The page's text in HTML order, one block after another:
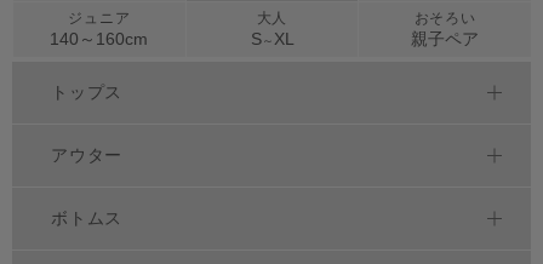
ジュニア
140～ 160cm
大人
S～ XL
おそろい
親子ペア
トップス
アウター
ボトムス